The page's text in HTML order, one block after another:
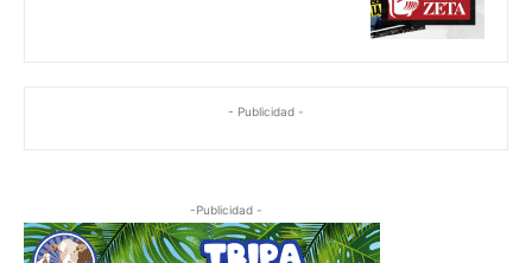
- Publicidad -
-Publicidad -